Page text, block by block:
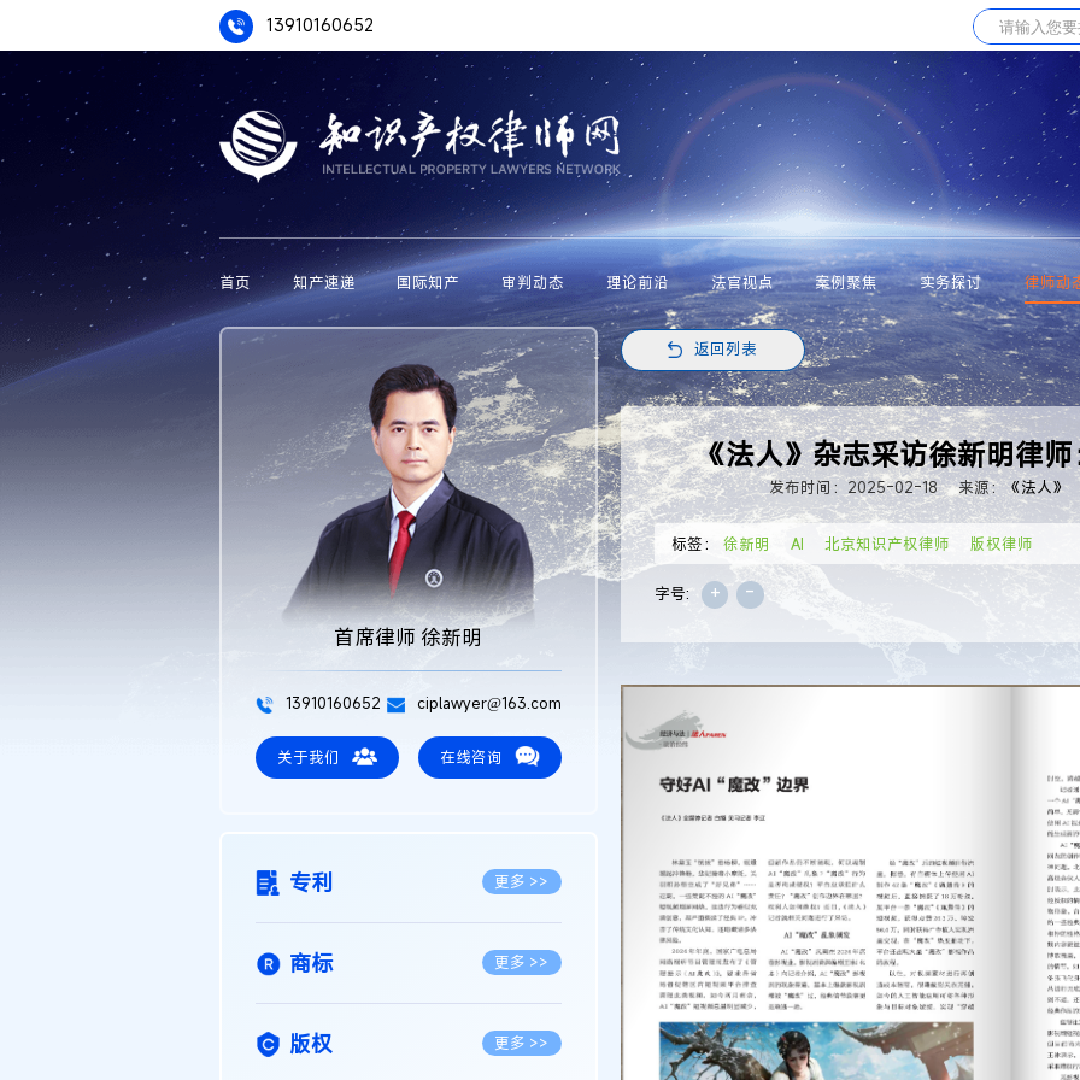
13910160652
首页 知产速递 国际知产 审判动态 理论前沿 法官视点 案例聚焦 实务探讨 律师动
首席律师 徐新明
13910160652 ciplawyer@163.com
关于我们 在线咨询
专利 更多 >>
商标 更多 >>
版权 更多 >>
返回列表
《法人》杂志采访徐新明律师
发布时间：2025-02-18 来源：《法人》
标签： 徐新明 AI 北京知识产权律师 版权律师
字号: + -